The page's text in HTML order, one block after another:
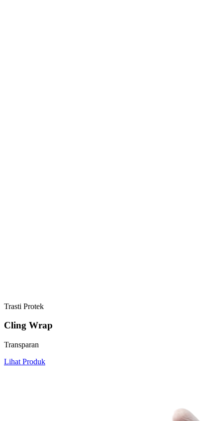
Trasti Protek
Cling Wrap
Transparan
Lihat Produk